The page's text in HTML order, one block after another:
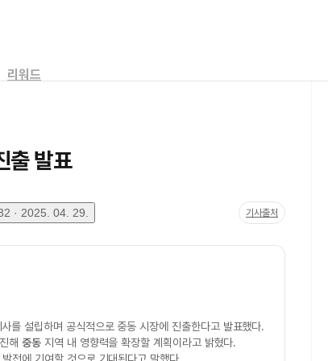
리워드
출 발표
· 2025. 04. 29. 기사출처
사를 설립하며 공식적으로 중동 시장에 진출한다고 발표했다.
해중동 지역 내 영향력을 확장할 계획이라고 밝혔다.